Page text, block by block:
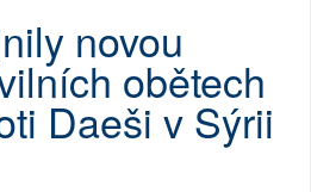
novou
obětech
Daeši v Sýrii